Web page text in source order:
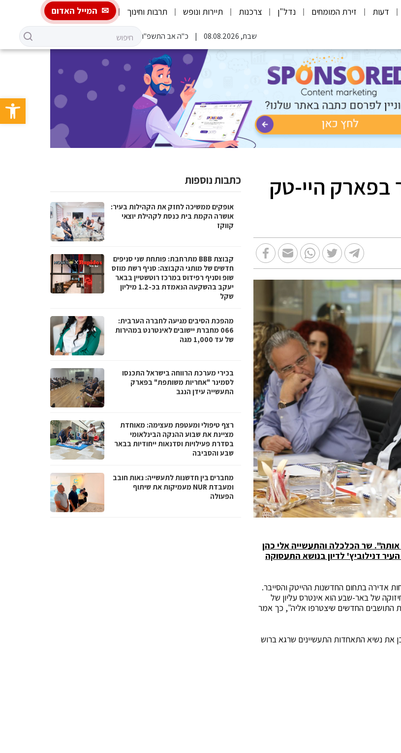
פתח
דעות זירת המומחים נדל"ן צרכנות תיירות ונופש תרבות וחינוך המייל האדום
שבת, 08.08.2026 כ"ה אב התשפ"ו
בפארק היי-טק
אותה". שר הכלכלה והתעשייה אלי כהן
דנילוביץ' לדיון בנושא התעסוקה
אדירה בתחום החדשנות ההייטק והסייבר.
של באר-שבע הוא אינטרס עליון של
התושבים החדשים שיצטרפו אליה", כך אמר
את נשיא התאחדות התעשיינים שרגא ברוש
כתבות נוספות
אופקים ממשיכה לחזק את הקהילות בעיר:
אושרה הקמת בית כנסת לקהילת יוצאי
קווקז
קבוצת BBB מתרחבת: פותחת שני סניפים
חדשים של מותגי הקבוצה: סניף רשת מוזס
שופ וסניף רפידוס במרכז רוטשטיין בבאר
יעקב בהשקעה הנאמדת בכ-1.2 מיליון
שקל
מהפכת הסיבים מגיעה לחברה הערבית:
066 מחברת יישובים לאינטרנט במהירות
של עד 1,000 מגה
בכירי מערכת הרווחה בישראל התכנסו
לסמינר "אחריות משותפת" בפארק
התעשייה עידן הנגב
רצף טיפולי ומעטפת מעצימה: מאוחדת
מציינת את שבוע ההנקה הבינלאומי
בסדרת פעילויות וסדנאות ייחודיות בבאר
שבע והסביבה
מחברים בין חדשנות לתעשייה: נאות חובב
ומעבדת NUR מעמיקות את שיתוף
הפעולה